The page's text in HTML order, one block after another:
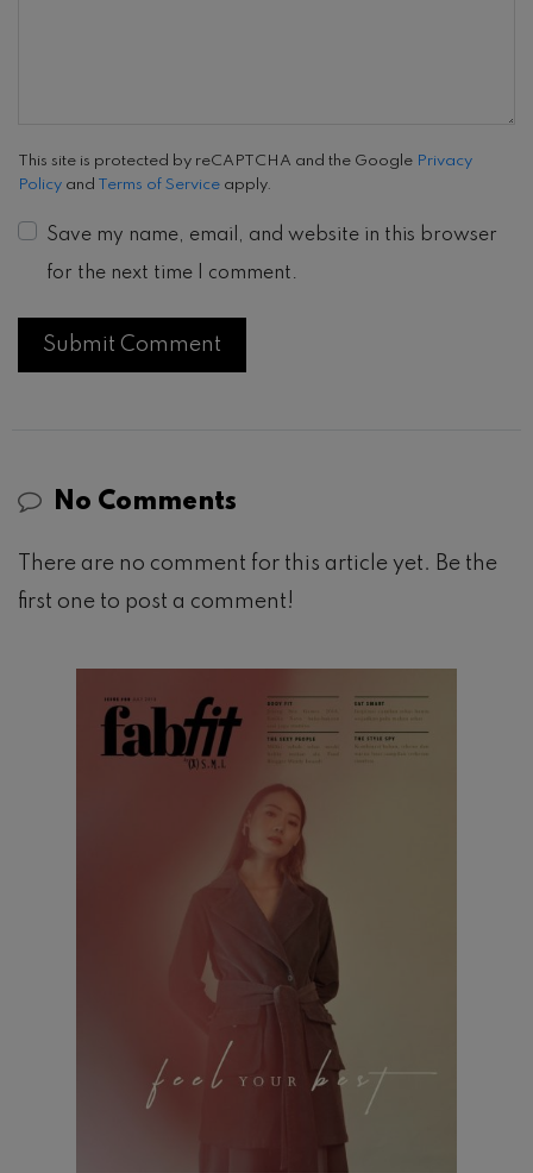
This site is protected by reCAPTCHA and the Google Privacy
Policy and Terms of Service apply.
Save my name, email, and website in this browser
for the next time I comment.
No Comments
There are no comment for this article yet. Be the
first one to post a comment!